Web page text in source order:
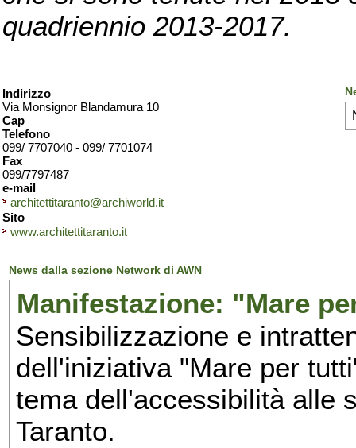
quadriennio 2013-2017.
Indirizzo
Via Monsignor Blandamura 10
Cap
Telefono
099/ 7707040 - 099/ 7701074
Fax
099/7797487
e-mail
architettitaranto@archiworld.it
Sito
www.architettitaranto.it
News dalla sezione Network di AWN
Manifestazione: "Mare
Sensibilizzazione e
dell'iniziativa "Mare per
tema dell'accessibilità alle
Taranto.